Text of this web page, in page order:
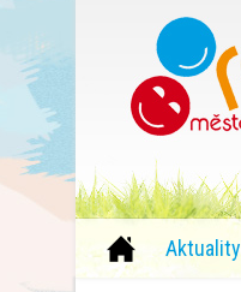
Aktuality